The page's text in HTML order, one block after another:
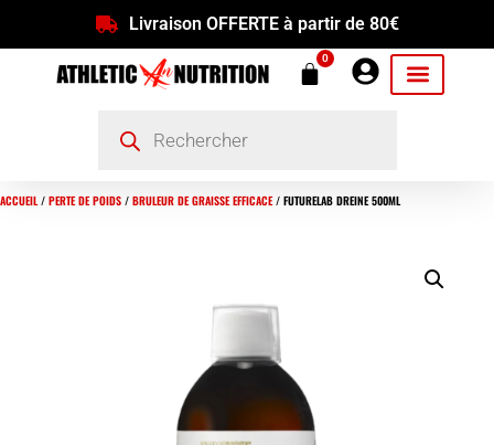
Livraison OFFERTE à partir de 80€
0
ACCUEIL/ PERTE DE POIDS / BRULEUR DE GRAISSE EFFICACE/ FUTURELAB DREINE 500ML